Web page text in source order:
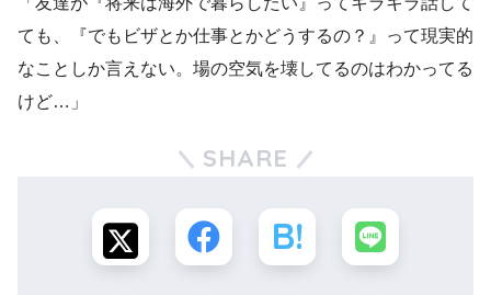
ても、『でもビザとか仕事とかどうするの？』って現実的
なことしか言えない。場の空気を壊してるのはわかってる
けど…」
SHARE